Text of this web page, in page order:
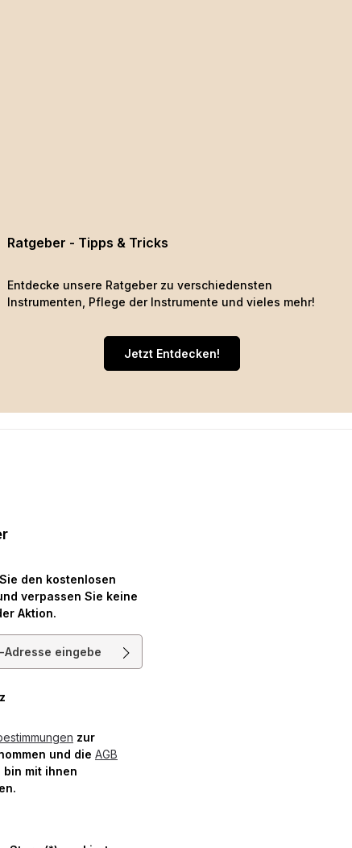
Ratgeber - Tipps & Tricks
Entdecke unsere Ratgeber zu verschiedensten
Instrumenten, Pflege der Instrumente und vieles mehr!
Jetzt Entdecken!
den kostenlosen
verpassen Sie keine
Aktion.
zur
und die AGB
bin mit ihnen